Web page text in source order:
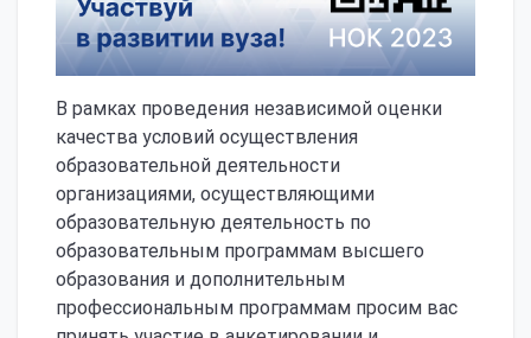
В рамках проведения независимой оценки
качества условий осуществления
образовательной деятельности
организациями, осуществляющими
образовательную деятельность по
образовательным программам высшего
образования и дополнительным
профессиональным программам просим вас